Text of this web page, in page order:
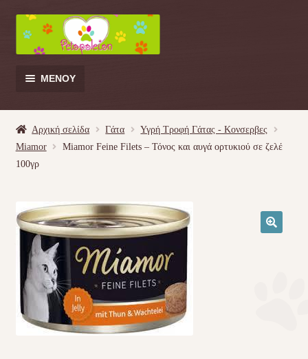
Απευθείας
μετάβαση
στην
πλοήγηση
Μετάβαση
σε
περιεχόμενο
ΜΕΝΟΎ
Γάτα
Κουνέλι
Πουλί
Κρεβατάκια
Αρχική σελίδα Γάτα
Υγρή Τροφή Γάτας - Kονσερβες
Miamor
Miamor Feine Filets – Τόνος και αυγά ορτυκιού σε ζελέ
100γρ